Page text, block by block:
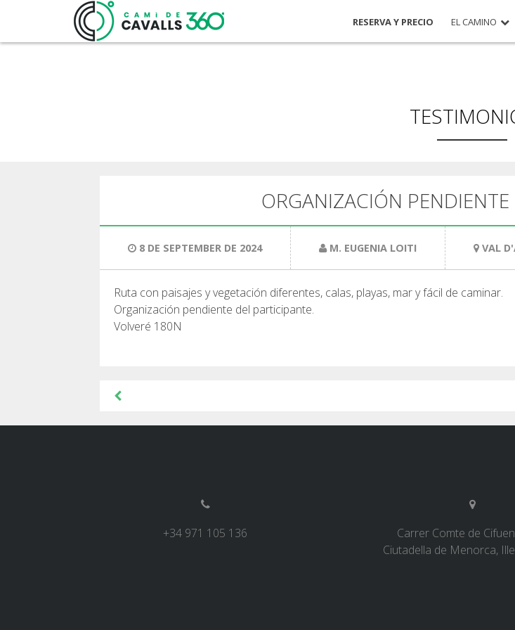
RESERVA Y PRECIO EL CAMINO
ORGANIZACIÓN
8 DE SEPTEMBER DE 2024 M. EUGENIA LOITI VAL
Ruta con paisajes y vegetación diferentes, calas, playas, mar y fácil de caminar.
Organización pendiente del participante.
Volveré 180N
Navegación
de
entradas
+34 971 105 136
Carrer Comte de
Ciutadella de Menorca,